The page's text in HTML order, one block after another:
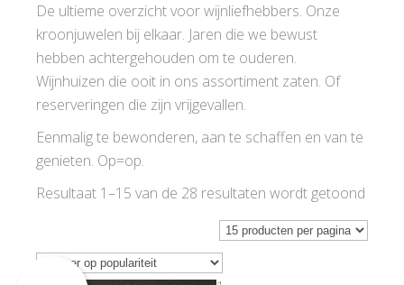
De ultieme overzicht voor wijnliefhebbers. Onze
kroonjuwelen bij elkaar. Jaren die we bewust
hebben achtergehouden om te ouderen.
Wijnhuizen die ooit in ons assortiment zaten. Of
reserveringen die zijn vrijgevallen.
Eenmalig te bewonderen, aan te schaffen en van te
genieten. Op=op.
Resultaat 1–15 van de 28 resultaten wordt getoond
op